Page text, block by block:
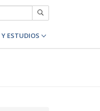
ESTUDIOS